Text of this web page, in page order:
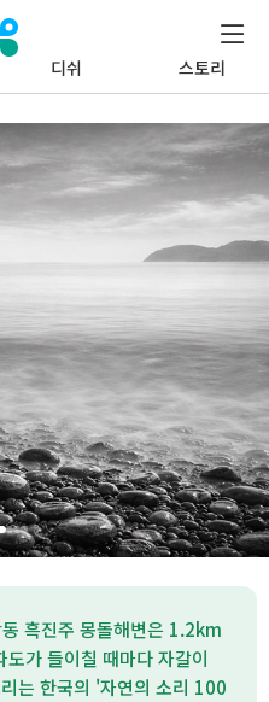
디쉬 스토리
흑진주 몽돌해변은 1.2km
가 들이칠 때마다 자갈이
는 한국의 '자연의 소리 100